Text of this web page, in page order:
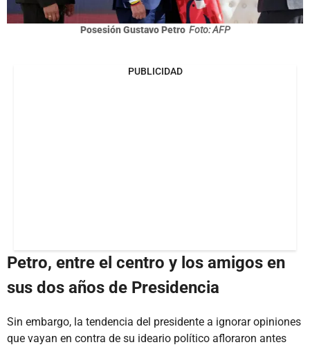
Posesión Gustavo Petro Foto: AFP
PUBLICIDAD
Petro, entre el centro y los amigos en
sus dos años de Presidencia
Sin embargo, la tendencia del presidente a ignorar opiniones
que vayan en contra de su ideario político afloraron antes